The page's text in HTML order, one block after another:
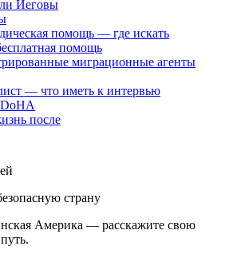
Иеговы
помощь — где искать
помощь
миграционные агенты
— что иметь к интервью
после
страну
Америка — расскажите свою